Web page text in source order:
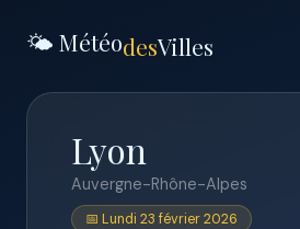
🌤️ MétéodesVilles
Lyon
Auvergne-Rhône-Alpes
📅 Lundi 23 février 2026